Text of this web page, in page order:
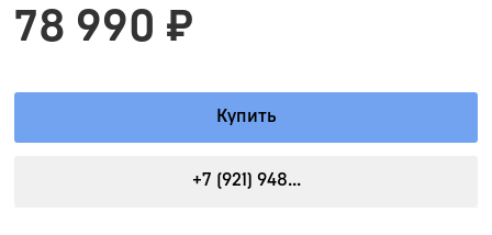
78 990 ₽
Купить
+7 (921) 948...